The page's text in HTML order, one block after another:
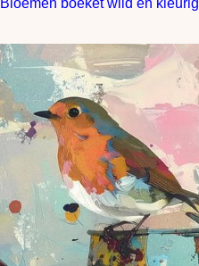
Bloemen boeket wild en kleurig